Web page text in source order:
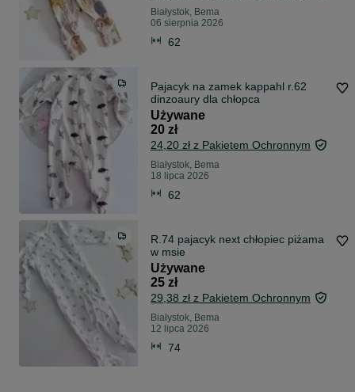
Białystok, Bema
06 sierpnia 2026
62
Pajacyk na zamek kappahl r.62
dinzoaury dla chłopca
Używane
20 zł
24,20 zł z Pakietem Ochronnym
Białystok, Bema
18 lipca 2026
62
R.74 pajacyk next chłopiec piżama
w msie
Używane
25 zł
29,38 zł z Pakietem Ochronnym
Białystok, Bema
12 lipca 2026
74